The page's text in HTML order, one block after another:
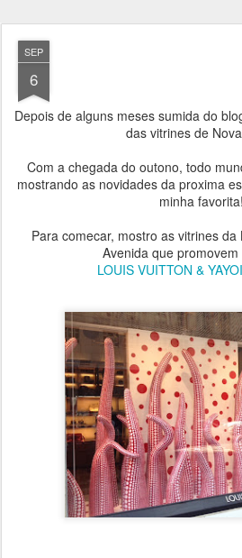
SEP
6
Depois de alguns meses sumida do
das vitrines de
Com a chegada do outono, todo
mostrando as novidades da proxima
minha favorita!
Para comecar, mostro as vitrines
Avenida que promovem
LOUIS VUITTON &